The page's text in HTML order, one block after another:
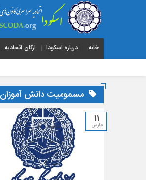
خانه درباره اسکودا ارکان اتحادیه
مسمومیت دانش آموزان
11
مارس